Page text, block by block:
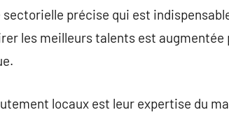
précise qui est
les meilleurs talents est augmentée
locaux est leur expertise du